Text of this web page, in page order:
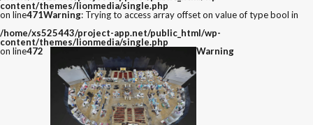
content/themes/lionmedia/single.php
on line471Warning: Trying to access array offset on value of type bool in
/home/xs525443/project-app.net/public_html/wp-
content/themes/lionmedia/single.php
on line472 Warning